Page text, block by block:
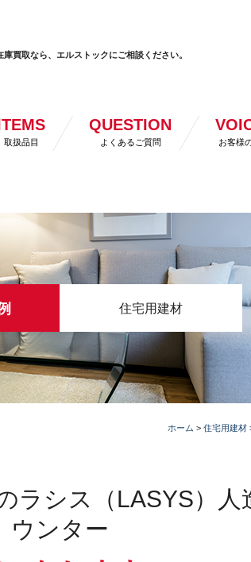
買取なら、エルストックにご相談ください。
取扱品目
QUESTION
よくあるご質問 お客様
住宅用建材
ホーム > 住宅用建材
ラシス（LASYS）人
ウンター